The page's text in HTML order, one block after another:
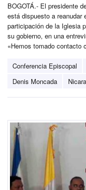
BOGOTÁ.- El presidente
está dispuesto a reanudar
participación de la Iglesia
su gobierno, en una
«Hemos tomado contacto
Conferencia Episcopal
Denis Moncada